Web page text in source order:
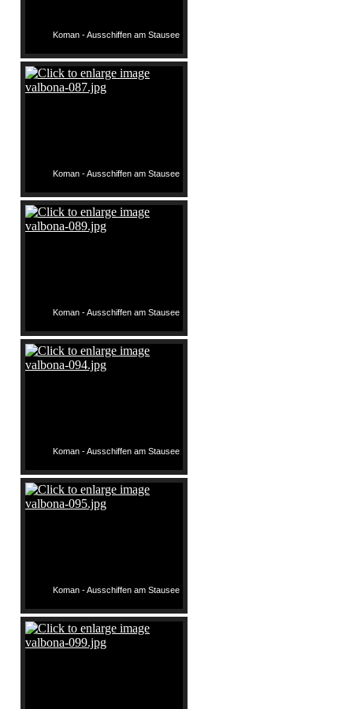
Koman - Ausschiffen am Stausee
Koman - Ausschiffen am Stausee
Koman - Ausschiffen am Stausee
Koman - Ausschiffen am Stausee
Koman - Ausschiffen am Stausee